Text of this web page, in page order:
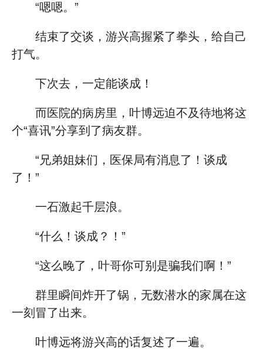
“嗯嗯。”
结束了交谈，游兴高握紧了拳头，给自己
打气。
下次去，一定能谈成！
而医院的病房里，叶博远迫不及待地将这
个“喜讯”分享到了病友群。
“兄弟姐妹们，医保局有消息了！谈成
了！”
一石激起千层浪。
“什么！谈成？！”
“这么晚了，叶哥你可别是骗我们啊！”
群里瞬间炸开了锅，无数潜水的家属在这
一刻冒了出来。
叶博远将游兴高的话复述了一遍。